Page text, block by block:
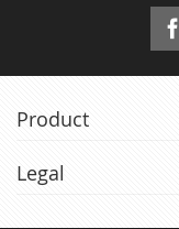
Product
Legal